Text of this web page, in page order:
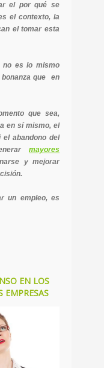
el por qué se
el contexto, la
el tomar esta
no es lo mismo
bonanza que en
que sea,
en sí mismo, el
abandono del
mayores
y mejorar
un empleo, es
EN LOS
EMPRESAS